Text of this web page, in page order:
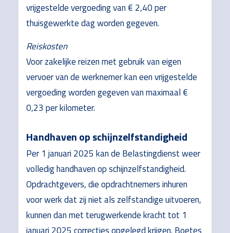
vrijgestelde vergoeding van € 2,40 per
thuisgewerkte dag worden gegeven.
Reiskosten
Voor zakelijke reizen met gebruik van eigen
vervoer van de werknemer kan een vrijgestelde
vergoeding worden gegeven van maximaal €
0,23 per kilometer.
Handhaven op schijnzelfstandigheid
Per 1 januari 2025 kan de Belastingdienst weer
volledig handhaven op schijnzelfstandigheid.
Opdrachtgevers, die opdrachtnemers inhuren
voor werk dat zij niet als zelfstandige uitvoeren,
kunnen dan met terugwerkende kracht tot 1